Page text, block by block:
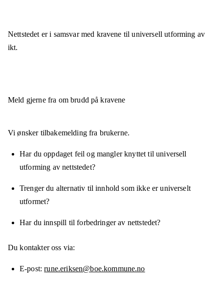
Nettstedet eri samsvarmed kravene til universell utforming av
ikt.
Meld gjerne fra om brudd på kravene
Vi ønsker tilbakemelding fra brukerne.
Har du oppdaget feil og mangler knyttet til universell
utforming av nettstedet?
Trenger du alternativ til innhold som ikke er universelt
utformet?
Har du innspill til forbedringer av nettstedet?
Du kontakter oss via:
E-post rune.eriksen@boe.kommune.no